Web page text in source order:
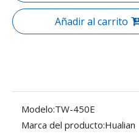
Añadir al carrito
Modelo:TW-450E
Marca del producto:Hualian